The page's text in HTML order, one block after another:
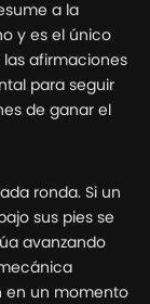
a la
y es el único
las afirmaciones
para seguir
de ganar el
ronda. Si un
sus pies se
avanzando
en un momento